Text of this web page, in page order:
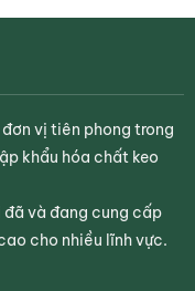
vị tiên phong trong
khẩu hóa chất keo
và đang cung cấp
cho nhiều lĩnh vực.